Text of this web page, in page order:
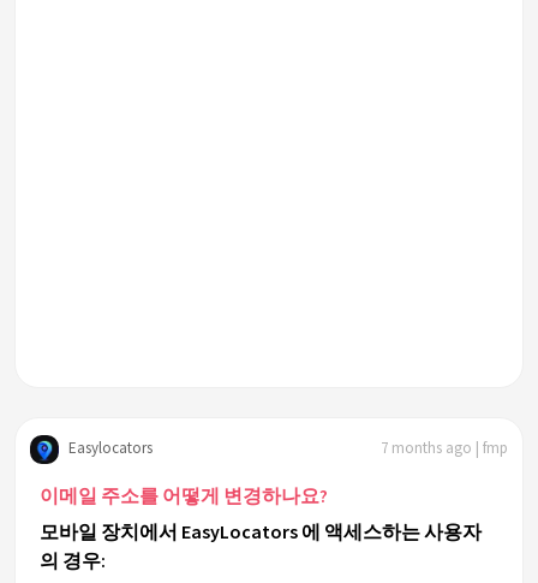
Easylocators 7 months ago | fmp
이메일 주소를 어떻게 변경하나요?
모바일 장치에서 EasyLocators 에 액세스하는 사용자
의 경우: